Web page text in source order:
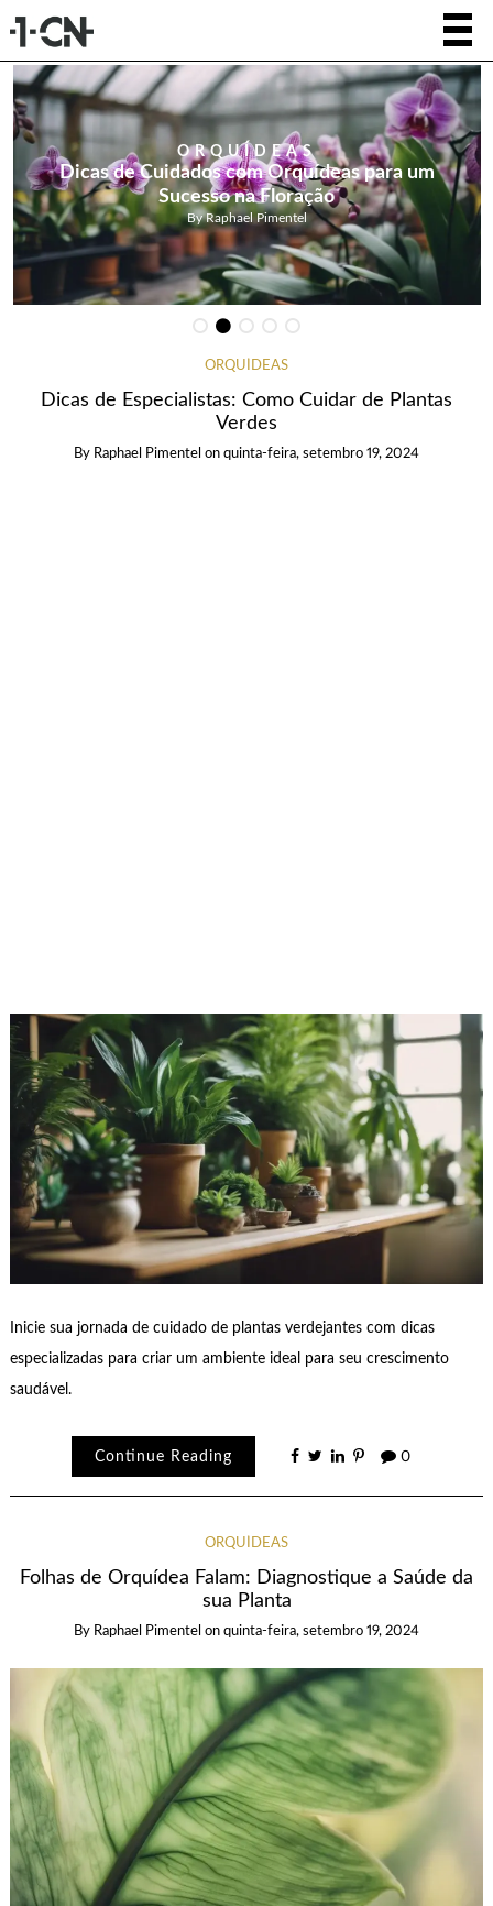
ORQUÍDEAS
Entusiastas de Orquídeas Unidas: Segredos de
Beleza em Flor
ByRaphael Pimentel
ORQUÍDEAS
Dicas de Especialistas: Como Cuidar de Plantas
Verdes
By Raphael Pimentel on quinta-feira, setembro 19, 2024
Inicie sua jornada de cuidado de plantas verdejantes com dicas
especializadas para criar um ambiente ideal para seu crescimento
saudável.
Continue Reading 0
ORQUÍDEAS
Folhas de Orquídea Falam: Diagnostique a Saúde da
sua Planta
By Raphael Pimentel on quinta-feira, setembro 19, 2024